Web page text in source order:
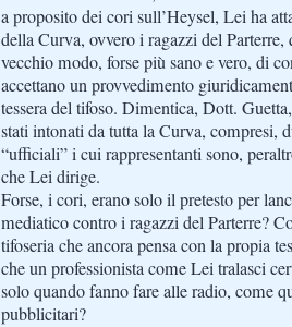
a proposito dei cori sull’Heysel, Lei ha
della Curva, ovvero i ragazzi del
vecchio modo, forse più sano e vero, di
accettano un provvedimento
tessera del tifoso. Dimentica, Dott.
stati intonati da tutta la Curva, compresi,
“ufficiali” i cui rappresentanti sono,
che Lei dirige.
Forse, i cori, erano solo il pretesto per
mediatico contro i ragazzi del Parterre?
tifoseria che ancora pensa con la propia
che un professionista come Lei tralasci
solo quando fanno fare alle radio, come
pubblicitari?